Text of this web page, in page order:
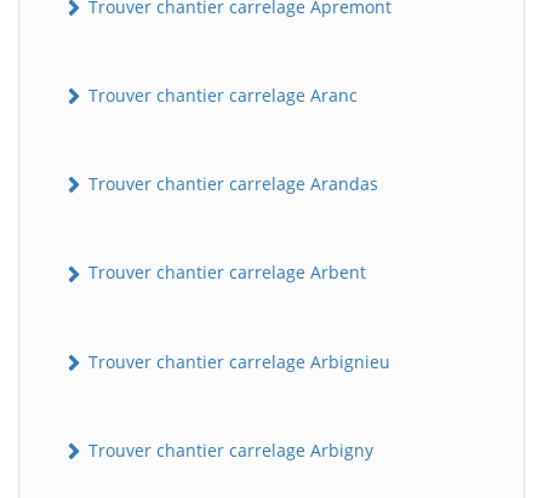
Trouver chantier carrelage Apremont
Trouver chantier carrelage Aranc
Trouver chantier carrelage Arandas
Trouver chantier carrelage Arbent
Trouver chantier carrelage Arbignieu
Trouver chantier carrelage Arbigny